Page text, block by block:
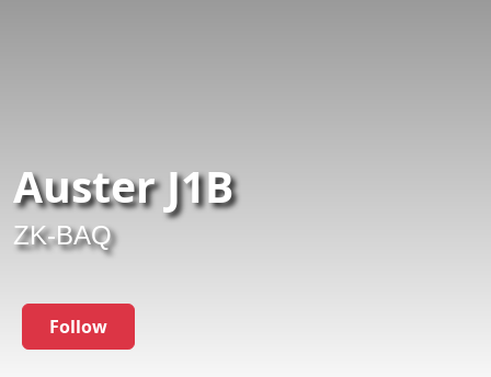
Auster J1B
ZK-BAQ
Follow